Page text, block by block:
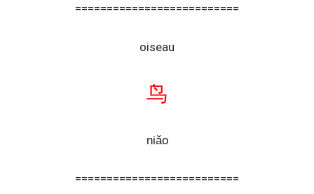
==========================
oiseau
鸟
niǎo
==========================